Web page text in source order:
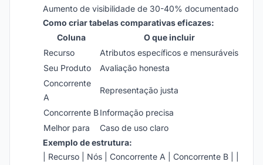
Aumento de visibilidade de 30-40% documentado
Como criar tabelas comparativas eficazes:
Coluna
O que incluir
Recurso
Atributos específicos e mensuráveis
Seu Produto
Avaliação honesta
Concorrente
A
Representação justa
Concorrente BInformação precisa
Melhor para
Caso de uso claro
Exemplo de estrutura:
| Recurso | Nós | Concorrente A | Concorrente B | |